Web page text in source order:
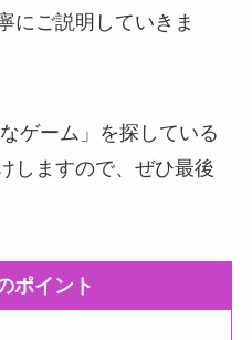
にご説明していきま
ゲーム」を探している
しますので、ぜひ最後
ポイント